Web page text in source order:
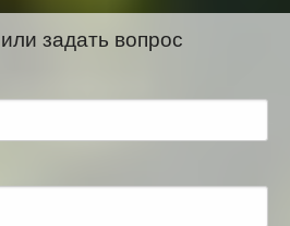
задать вопрос